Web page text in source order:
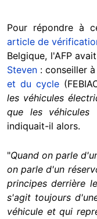
Pour répondre à
article de
Belgique, l'AFP
Steven : conseiller à
et du cycle
les véhicules
que les véhicules
indiquait-il alors.
"Quand on parle
on parle d'un
principes derrière
s'agit toujours
véhicule et qui